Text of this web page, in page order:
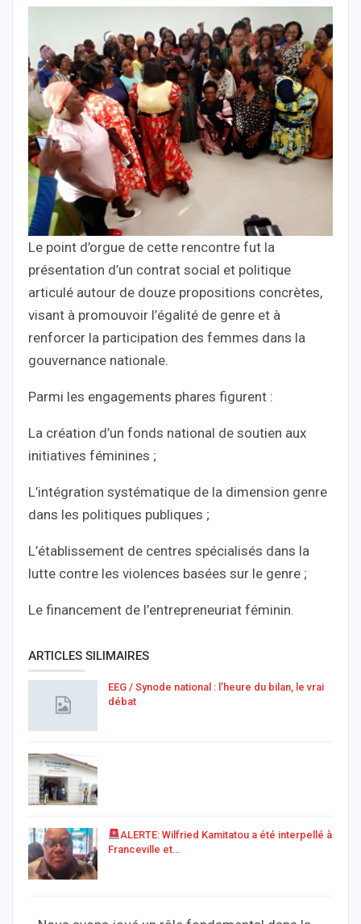
Le point d’orgue de cette rencontre fut la
présentation d’un contrat social et politique
articulé autour de douze propositions concrètes,
visant à promouvoir l’égalité de genre et à
renforcer la participation des femmes dans la
gouvernance nationale.
Parmi les engagements phares figurent :
La création d’un fonds national de soutien aux
initiatives féminines ;
L’intégration systématique de la dimension genre
dans les politiques publiques ;
L’établissement de centres spécialisés dans la
lutte contre les violences basées sur le genre ;
Le financement de l’entrepreneuriat féminin.
ARTICLES SILIMAIRES
EEG / Synode national : l’heure du bilan, le vrai
débat
ALERTE: Wilfried Kamitatou a été interpellé à
Franceville et…